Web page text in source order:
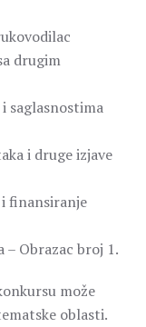
drugim
saglasnostima
i druge izjave
i finansiranje
– Obrazac broj 1.
može
oblasti.